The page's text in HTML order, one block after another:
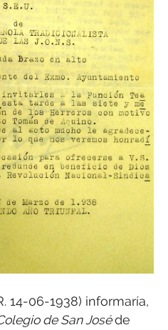
14-06-1938) informaría,
de San Joséde